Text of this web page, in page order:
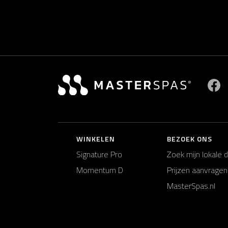
WINKELEN
Signature Pro
Momentum D
BEZOEK ONS
Zoek mijn lokale
Prijzen aanvragen
MasterSpas.nl